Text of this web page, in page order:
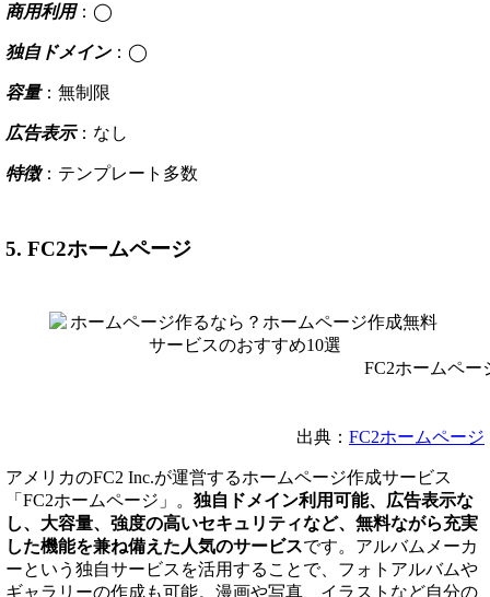
商用利用：◯
独自ドメイン：◯
容量：無制限
広告表示：なし
特徴：テンプレート多数
5. FC2ホームページ
FC2ホームペー
出典： FC2ホームページ
アメリカのFC2 Inc.が運営するホームページ作成サービス
「FC2ホームページ」。 独自ドメイン利用可能、広告表示な
し、大容量、強度の高いセキュリティなど、無料ながら充実
した機能を兼ね備えた人気のサービスです。アルバムメーカ
ーという独自サービスを活用することで、フォトアルバムや
ギャラリーの作成も可能。漫画や写真、イラストなど自分の